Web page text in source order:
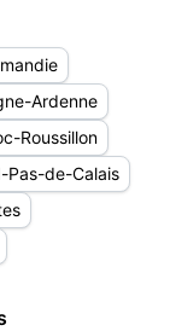
Ardenne
Roussillon
Pas-de-Calais